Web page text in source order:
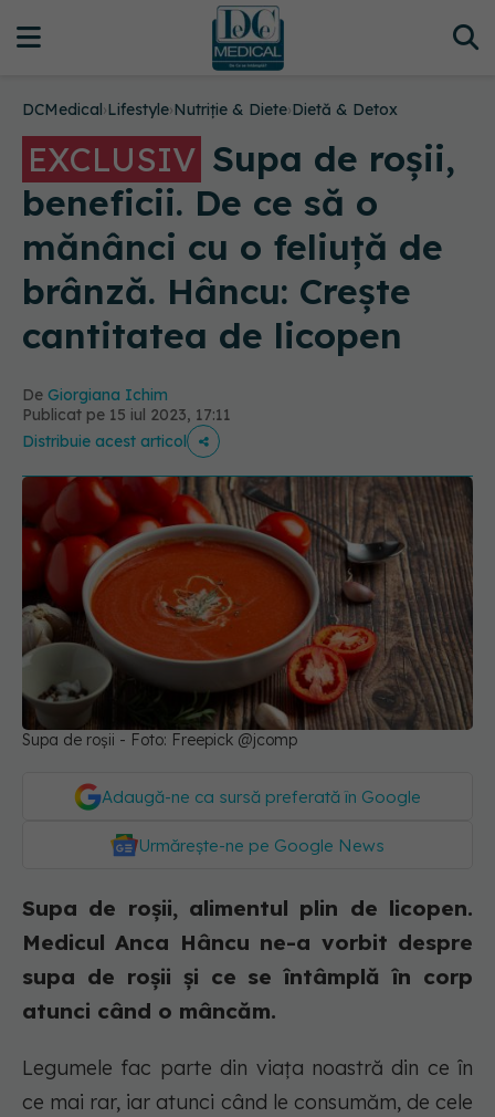
DCMedical›Lifestyle›Nutriție & Diete›Dietă & Detox
EXCLUSIV Supa de roșii,
beneficii. De ce să o
mănânci cu o feliuță de
brânză. Hâncu: Crește
cantitatea de licopen
De Giorgiana Ichim
Publicat pe 15 iul 2023, 17:11
Distribuie acest articol
Supa de roșii - Foto: Freepick @jcomp
Adaugă-ne ca sursă preferată în Google
Urmărește-ne pe Google News
Supa de roșii, alimentul plin de licopen.
Medicul Anca Hâncu ne-a vorbit despre
supa de roșii și ce se întâmplă în corp
atunci când o mâncăm.
Legumele fac parte din viața noastră din ce în
ce mai rar, iar atunci când le consumăm, de cele